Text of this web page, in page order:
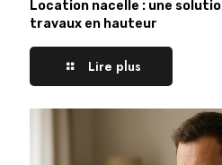
Location nacelle : une
travaux en hauteur
Lire plus